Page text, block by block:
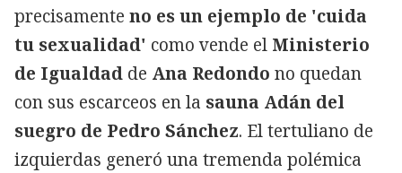
precisamente no es un ejemplo de 'cuida
tu sexualidad' como vende el Ministerio
de Igualdad de Ana Redondo no quedan
con sus escarceos en la sauna Adán del
suegro de Pedro Sánchez. El tertuliano de
izquierdas generó una tremenda polémica